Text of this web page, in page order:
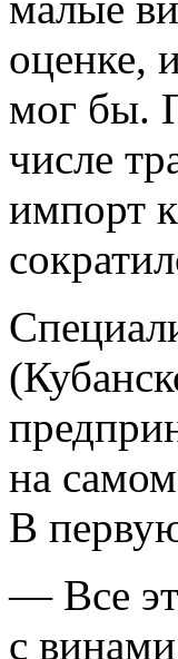
оценке,
мог бы.
числе
импорт
на
В
— Все
с